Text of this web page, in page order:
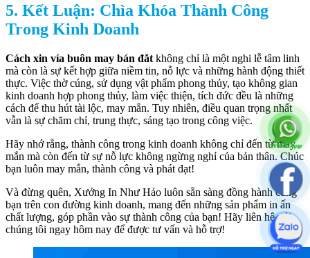
5. Kết Luận: Chìa Khóa Thành Công
Trong Kinh Doanh
Cách xin vía buôn may bán đắt không chỉ là một nghi lễ tâm linh
mà còn là sự kết hợp giữa niềm tin, nỗ lực và những hành động thiết
thực. Việc thờ cúng, sử dụng vật phẩm phong thủy, tạo không gian
kinh doanh hợp phong thủy, làm việc thiện, tích đức đều là những
cách để thu hút tài lộc, may mắn. Tuy nhiên, điều quan trọng nhất
vẫn là sự chăm chỉ, trung thực, sáng tạo trong công việc.
Hãy nhớ rằng, thành công trong kinh doanh không chỉ đến từ may
mắn mà còn đến từ sự nỗ lực không ngừng nghỉ của bản thân. Chúc
bạn luôn may mắn, thành công và phát đạt!
Và đừng quên, Xưởng In Như Hảo luôn sẵn sàng đồng hành cùng
bạn trên con đường kinh doanh, mang đến những sản phẩm in ấn
chất lượng, góp phần vào sự thành công của bạn! Hãy liên hệ với
chúng tôi ngay hôm nay để được tư vấn và hỗ trợ!